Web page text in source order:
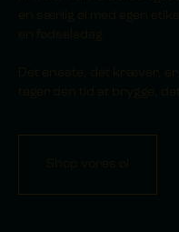
en særlig øl med egen
en fødselsdag.
Det eneste, det kræver,
tager den tid at brygge, det
Shop vores øl